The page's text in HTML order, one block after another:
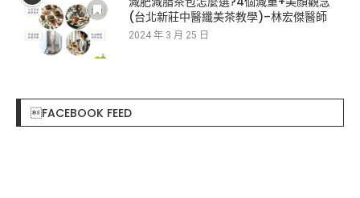
(台北新莊中醫纖美茶教學)–林宏傑醫師
2024 年 3 月 25 日
FACEBOOK FEED